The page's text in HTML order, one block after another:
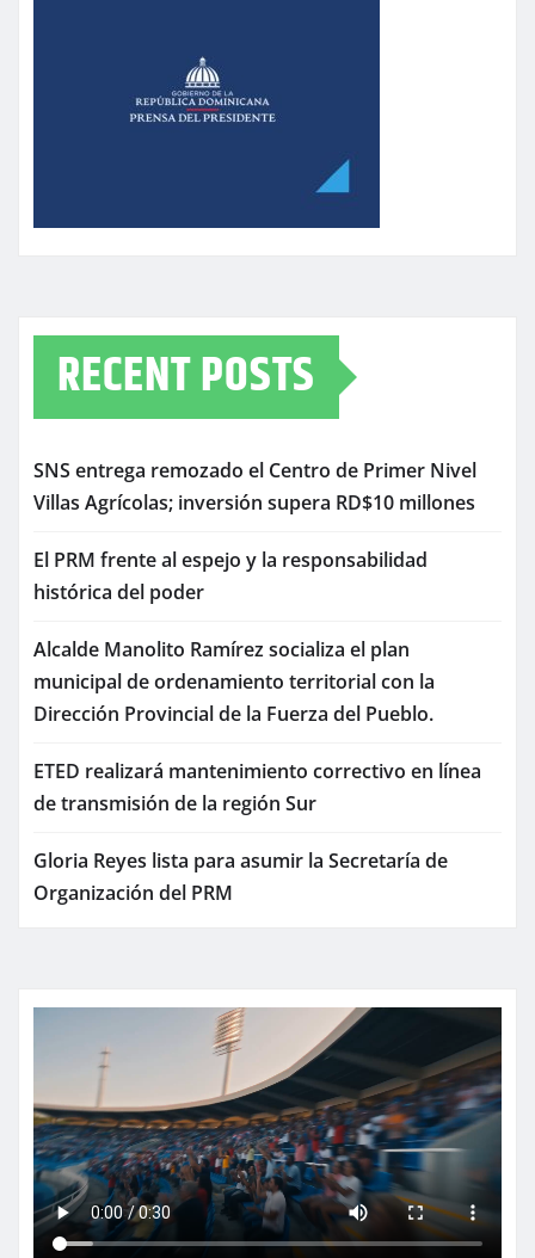
RECENT POSTS
SNS entrega remozado el Centro de Primer Nivel
Villas Agrícolas; inversión supera RD$10 millones
El PRM frente al espejo y la responsabilidad
histórica del poder
Alcalde Manolito Ramírez socializa el plan
municipal de ordenamiento territorial con la
Dirección Provincial de la Fuerza del Pueblo.
ETED realizará mantenimiento correctivo en línea
de transmisión de la región Sur
Gloria Reyes lista para asumir la Secretaría de
Organización del PRM